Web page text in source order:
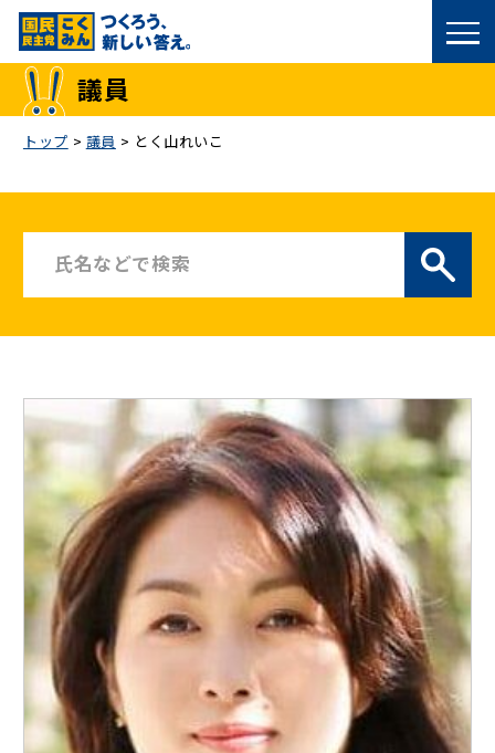
国民民主党トップ
党基本情報
お問い合わせ
ニュースリリース
こくみんうさぎの部屋
参加・サポート
Go!Go!こくみんストア（新しいタブで開く）
議員
トップ > 議員 > とく山れいこ